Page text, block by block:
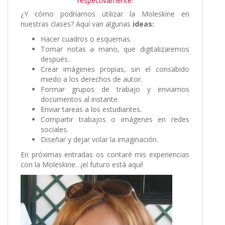
¿Y cómo podríamos utilizar la Moleskine en
nuestras clases? Aquí van algunas ideas:
Hacer cuadros o esquemas.
Tomar notas a mano, que digitalizaremos
después.
Crear imágenes propias, sin el consabido
miedo a los derechos de autor.
Formar grupos de trabajo y enviarnos
documentos al instante.
Enviar tareas a los estudiantes.
Compartir trabajos o imágenes en redes
sociales.
Diseñar y dejar volar la imaginación.
En próximas entradas os contaré mis experiencias
con la Moleskine…¡el futuro está aquí!